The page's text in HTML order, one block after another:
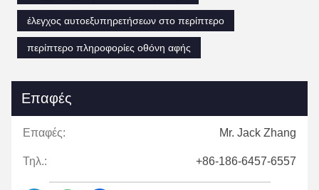
έλεγχος αυτοεξυπηρετήσεων στο περίπτερο
περίπτερο πληροφορίες οθόνη αφής
Επαφές
Επαφές: Mr. Jack Zhang
Τηλ.: +86-186-6457-6557